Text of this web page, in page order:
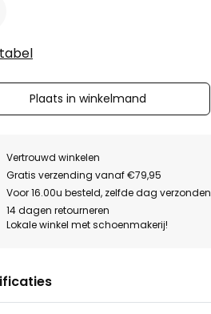
Plaats in winkelmand
Vertrouwd winkelen
Gratis verzending vanaf €79,95
Voor 16.00u besteld, zelfde dag verzonden
14 dagen retourneren
Lokale winkel met schoenmakerij!